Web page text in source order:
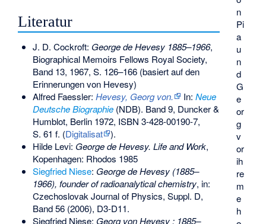
n
Pi
a
u
n
d
G
e
or
g
v
or
ih
re
m
e
h
Literatur
J. D. Cockroft: George de Hevesy 1885–1966,
Biographical Memoirs Fellows Royal Society,
Band 13, 1967, S. 126–166 (basiert auf den
Erinnerungen von Hevesy)
Alfred Faessler: Hevesy, Georg von. In: Neue
Deutsche Biographie(NDB). Band 9, Duncker &
Humblot, Berlin 1972, ISBN 3-428-00190-7,
S. 61 f. (Digitalisat
).
Hilde Levi: George de Hevesy. Life and Work,
Kopenhagen: Rhodos 1985
Siegfried Niese: George de Hevesy (1885–
1966), founder of radioanalytical chemistry, in:
Czechoslovak Journal of Physics, Suppl. D,
Band 56 (2006), D3-D11.
Siegfried Niese: Georg von Hevesy : 1885–